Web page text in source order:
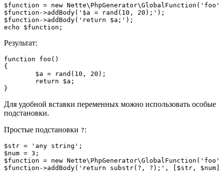
$function = new
$function->addBody('$a = rand(10, 20);');
$function->addBody('return $a;');
Результат:
function foo()
{
Для удобной вставки переменных можно использовать особые
подстановки.
Простые подстановки ?:
$str = 'any string';
$num = 3;
$function = new
$function->addBody('return substr(?, ?);', [$str,